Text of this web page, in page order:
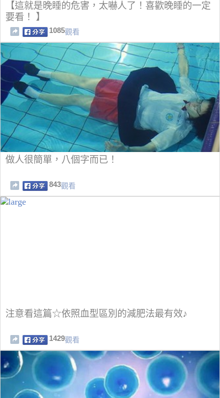
【這就是晚睡的危害，太嚇人了！喜歡晚睡的一定
要看！ 】
1085觀看
做人很簡單，八個字而已！
843觀看
注意看這篇☆依照血型區別的減肥法最有效♪
1429觀看